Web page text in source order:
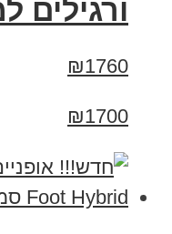
ורגילים
₪1760
₪1700